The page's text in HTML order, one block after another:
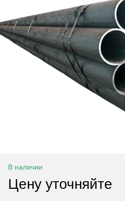
В наличии
Цену уточняйте